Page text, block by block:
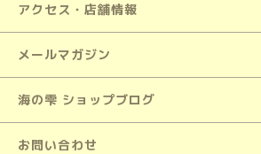
アクセス・店舗情報
メールマガジン
海の雫 ショップブログ
お問い合わせ